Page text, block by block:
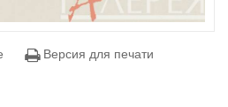
Версия для печати